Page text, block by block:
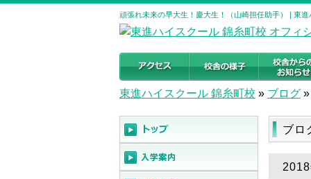
頑張れ未来の早大生！慶大生！（山崎担任助手） | 東
東進ハイスクール 錦糸町校 » ブログ »
ブロ